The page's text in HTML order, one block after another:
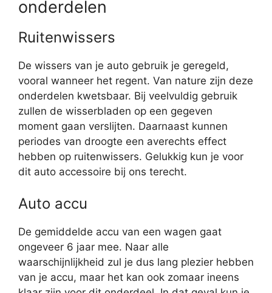
onderdelen
Ruitenwissers
De wissers van je auto gebruik je geregeld,
vooral wanneer het regent. Van nature zijn deze
onderdelen kwetsbaar. Bij veelvuldig gebruik
zullen de wisserbladen op een gegeven
moment gaan verslijten. Daarnaast kunnen
periodes van droogte een averechts effect
hebben op ruitenwissers. Gelukkig kun je voor
dit auto accessoire bij ons terecht.
Auto accu
De gemiddelde accu van een wagen gaat
ongeveer 6 jaar mee. Naar alle
waarschijnlijkheid zul je dus lang plezier hebben
van je accu, maar het kan ook zomaar ineens